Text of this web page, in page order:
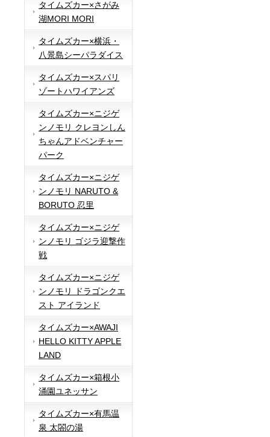
タイムズカー×さがみ
湖MORI MORI
タイムズカー×横浜・
八景島シーパラダイス
タイムズカー×スパリ
ゾートハワイアンズ
タイムズカー×ニジゲ
ンノモリ クレヨンしん
ちゃんアドベンチャー
パーク
タイムズカー×ニジゲ
ンノモリ NARUTO &
BORUTO 忍里
タイムズカー×ニジゲ
ンノモリ ゴジラ迎撃作
戦
タイムズカー×ニジゲ
ンノモリ ドラゴンクエ
スト アイランド
タイムズカー×AWAJI
HELLO KITTY APPLE
LAND
タイムズカー×箱根小
涌園ユネッサン
タイムズカー×有馬温
泉 太閤の湯